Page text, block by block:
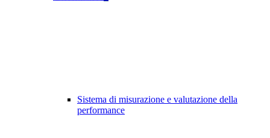
Sistema di misurazione e valutazione della
performance